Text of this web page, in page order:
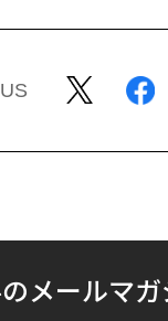
メールマ